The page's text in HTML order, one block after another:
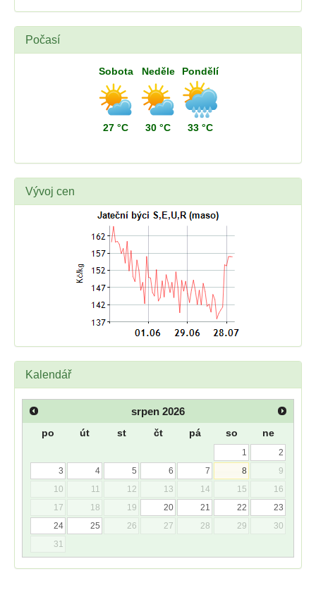
Počasí
Sobota
27 °C
Neděle
30 °C
Pondělí
33 °C
Vývoj cen
Kalendář
srpen 2026
po út st čt pá so ne
1
2
3
4 5 6 7 8
9
10
11 12 13 14 15
16
17
18 19 20 21 22
23
24
25 26 27 28 29
30
31